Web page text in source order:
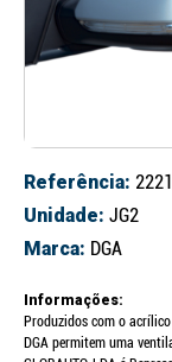
Referência:
Unidade: JG2
Marca: DGA
Informações:
Produzidos com o
DGA permitem uma